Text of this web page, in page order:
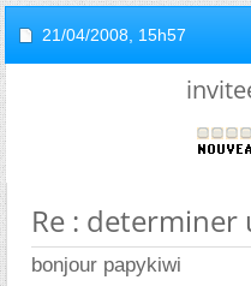
21/04/2008, 15h57
Re :
bonjour papykiwi